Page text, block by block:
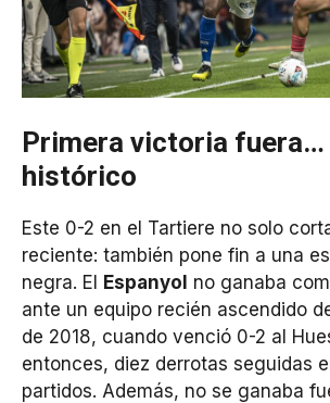
Primera victoria fuera…
histórico
Este 0-2 en el Tartiere no solo
reciente: también pone fin a una
negra. El Espanyol no ganaba
ante un equipo recién ascendido
de 2018, cuando venció 0-2 al
entonces, diez derrotas seguidas
partidos. Además, no se ganaba